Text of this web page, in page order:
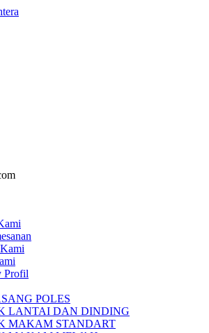
Profil
POLES
LANTAI DAN DINDING
MAKAM STANDART